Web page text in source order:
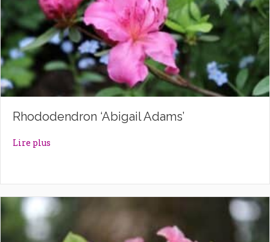
Rhododendron ‘Abigail Adams’
Lire plus